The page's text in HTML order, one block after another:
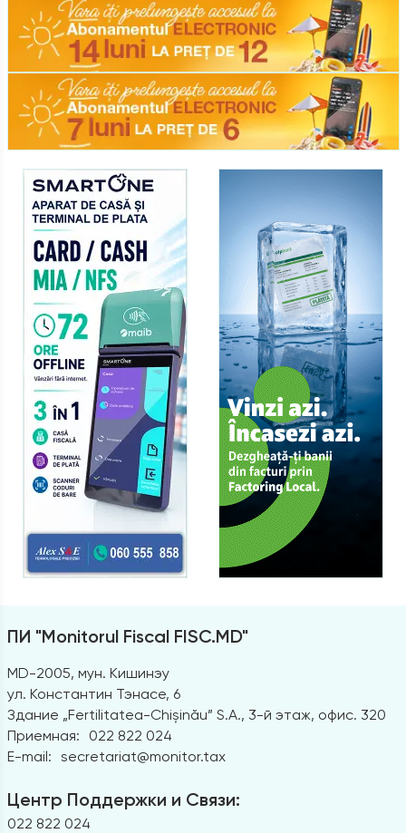
ПИ "Monitorul Fiscal FISC.MD"
MD-2005, мун. Кишинэу
ул. Константин Тэнасе, 6
Здание „Fertilitatea-Chișinău” S.A., 3-й этаж, офис. 320
Приемная:
022 822 024
E-mail: secretariat@monitor.tax
Центр Поддержки и Связи:
022 822 024